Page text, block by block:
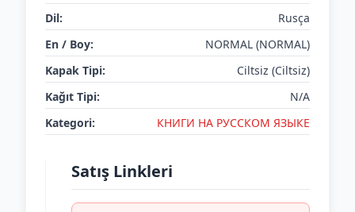
Dil:
Rusça
En / Boy:
NORMAL (NORMAL)
Kapak Tipi:
Ciltsiz (Ciltsiz)
Kağıt Tipi:
N/A
Kategori:
КНИГИ НА РУССКОМ ЯЗЫКЕ
Satış Linkleri